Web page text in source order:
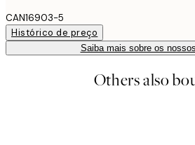
CAN16903-5
Histórico de preço
Saiba mais sobre os
Others also